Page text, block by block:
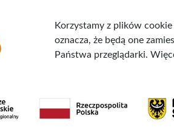
Korzystamy z plików
oznacza, że będą one
Państwa przeglądarki.